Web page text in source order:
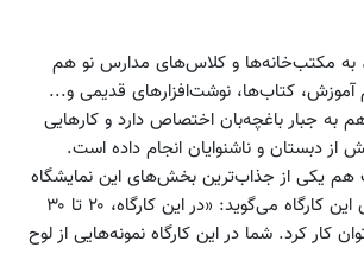
به مکتب‌خانه‌ها و کلاس‌های مدارس نو هم
آموزش، کتاب‌ها، نوشت‌افزارهای قدیمی و...
جبار باغچه‌بان اختصاص دارد و کارهایی
از دبستان و ناشنوایان انجام داده است.
هم یکی از جذاب‌ترین بخش‌های این نمایشگاه
است. طاهری درباره‌ی این کارگاه می‌گوید: «در این کارگاه، ۲۰ تا ۳۰
کار کرد. شما در این کارگاه نمونه‌هایی از لوح